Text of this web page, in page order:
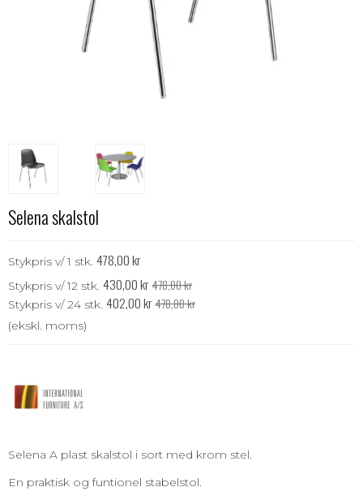
Selena skalstol
Stykpris v/ 1 stk. 478,00 kr
Stykpris v/ 12 stk. 430,00 kr478,00 kr
Stykpris v/ 24 stk. 402,00 kr478,00 kr
(ekskl. moms)
Selena A plast skalstol i sort med krom stel.
En praktisk og funtionel stabelstol.